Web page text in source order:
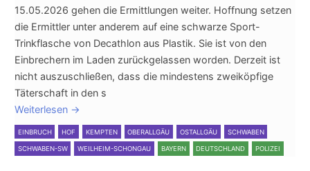
15.05.2026 gehen die Ermittlungen weiter. Hoffnung setzen
die Ermittler unter anderem auf eine schwarze Sport-
Trinkflasche von Decathlon aus Plastik. Sie ist von den
Einbrechern im Laden zurückgelassen worden. Derzeit ist
nicht auszuschließen, dass die mindestens zweiköpfige
Täterschaft in den s
Weiterlesen →
EINBRUCH HOF KEMPTEN OBERALLGÄU OSTALLGÄU SCHWABEN
SCHWABEN-SW WEILHEIM-SCHONGAU BAYERN DEUTSCHLAND POLIZEI